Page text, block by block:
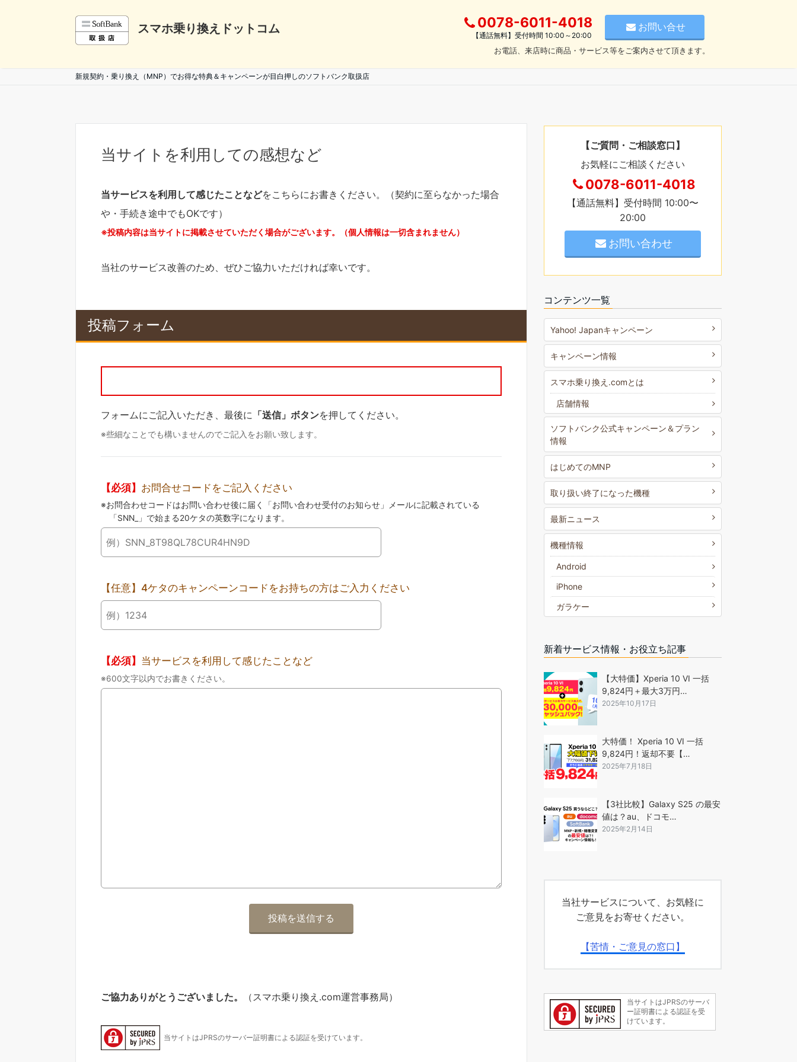
スマホ乗り換えドットコム 0078-6011-4018
【通話無料】受付時間 10:00～20:00
お問い合せ
お電話、来店時に商品・サービス等をご案内させて頂きます。
新規契約・乗り換え（MNP）でお得な特典＆キャンペーンが目白押しのソフトバンク取扱店
当サイトを利用しての感想など
当サービスを利用して感じたことなどをこちらにお書きください。（契約に至らなかった場合
や・手続き途中でもOKです）
投稿内容は当サイトに掲載させていただく場合がございます。（個人情報は一切含まれません）
当社のサービス改善のため、ぜひご協力いただければ幸いです。
投稿フォーム
フォームにご記入いただき、最後に 「送信」ボタンを押してください。
些細なことでも構いませんのでご記入をお願い致します。
【必須】 お問合せコードをご記入ください
お問合わせコードはお問い合わせ後に届く「お問い合わせ受付のお知らせ」メールに記載されている
「SNN_」で始まる20ケタの英数字になります。
【任意】4ケタのキャンペーンコードをお持ちの方はご入力ください
【必須】 当サービスを利用して感じたことなど
600文字以内でお書きください。
ご協力ありがとうございました。 （スマホ乗り換え.com運営事務局）
当サイトはJPRSのサーバー証明書による認証を受けています。
【ご質問・ご相談窓口】
お気軽にご相談ください
0078-6011-4018
【通話無料】受付時間 10:00〜
20:00
お問い合わせ
コンテンツ一覧
Yahoo! Japanキャンペーン
キャンペーン情報
スマホ乗り換え.comとは
店舗情報
ソフトバンク公式キャンペーン＆プラン
情報
はじめてのMNP
取り扱い終了になった機種
最新ニュース
機種情報
Android
iPhone
ガラケー
新着サービス情報・お役立ち記事
【大特価】Xperia 10 VI 一括
9,824円＋最大3万円…
2025年10月17日
大特価！ Xperia 10 VI 一括
9,824円！返却不要【…
2025年7月18日
【3社比較】Galaxy S25 の最安
値は？au、ドコモ…
2025年2月14日
当社サービスについて、お気軽に
ご意見をお寄せください。
【苦情・ご意見の窓口】
当サイトはJPRSのサーバ
ー証明書による認証を受
けています。